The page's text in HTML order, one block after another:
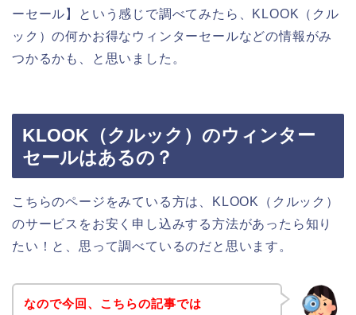
ーセール】という感じで調べてみたら、KLOOK（クル
ック）の何かお得なウィンターセールなどの情報がみ
つかるかも、と思いました。
KLOOK（クルック）のウィンター
セールはあるの？
こちらのページをみている方は、KLOOK（クルック）
のサービスをお安く申し込みする方法があったら知り
たい！と、思って調べているのだと思います。
なので今回、こちらの記事では